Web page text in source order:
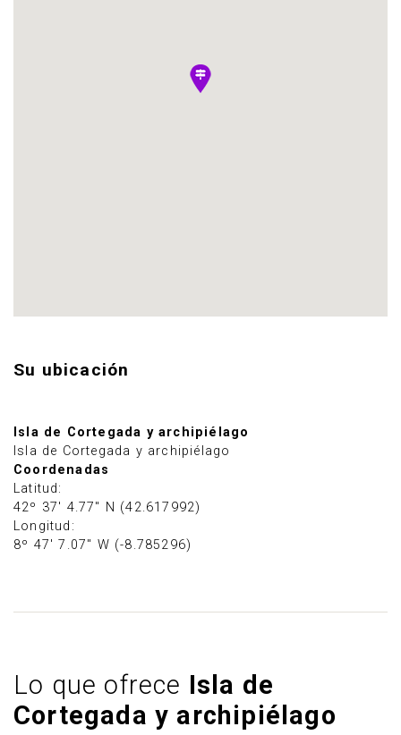
Su ubicación
Isla de Cortegada y archipiélago
Isla de Cortegada y archipiélago
Coordenadas
Latitud:
42º 37' 4.77" N (42.617992)
Longitud:
8º 47' 7.07" W (-8.785296)
Lo que ofrece Isla de
Cortegada y archipiélago